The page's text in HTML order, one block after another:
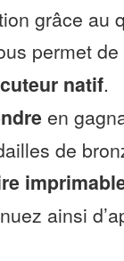
grâce au
permet de
natif.
en
de
ainsi